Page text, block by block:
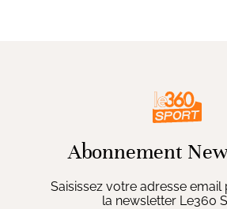
Abonnement
Saisissez votre adresse
la newsletter Le360